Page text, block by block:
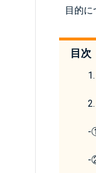
目的に
目次
-
-